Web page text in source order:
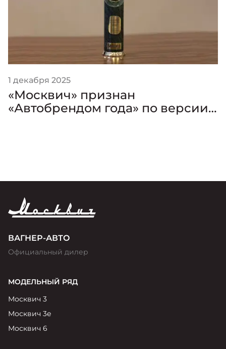
1 декабря 2025
«Москвич» признан
«Автобрендом года» по версии
ВАГНЕР-АВТО
Официальный дилер
МОДЕЛЬНЫЙ РЯД
Москвич 3
Москвич 3е
Москвич 6